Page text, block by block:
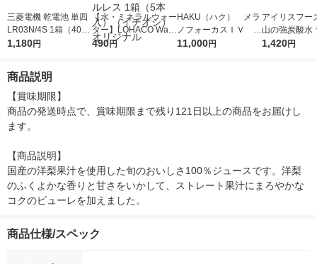
三菱電機 乾電池 単四
LR03N/4S 1箱（40
本）
1,180円
【水・ミネラルウォー
ター】LOHACO Wate
r（ロハコウォータ
490円
HAKU（ハク） メラ
ノフォーカスＩＶ 4
5ｇ 資生堂 おまけ
11,000円
アイリスフー
山の強炭酸水
レス 500ml 1
1,420円
商品説明
【賞味期限】
商品の発送時点で、賞味期限まで残り121日以上の商品をお届けし
ます。
【商品説明】
国産の洋梨果汁を使用した旬のおいしさ100％ジュースです。洋梨
のふくよかな香りと甘さをいかして、ストレート果汁にまろやかな
コクのピューレを加えました。
商品仕様/スペック